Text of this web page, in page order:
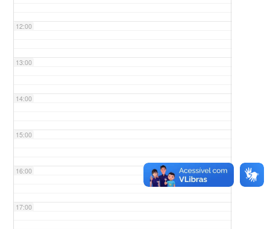
12:00
13:00
14:00
15:00
16:00
17:00